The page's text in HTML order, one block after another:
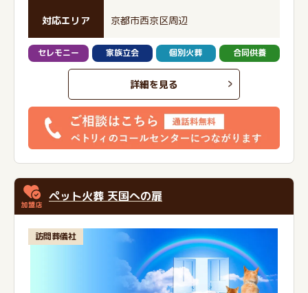
対応エリア 京都市西京区周辺
セレモニー 家族立会 個別火葬 合同供養
詳細を見る
ペット火葬 天国への扉
訪問葬儀社